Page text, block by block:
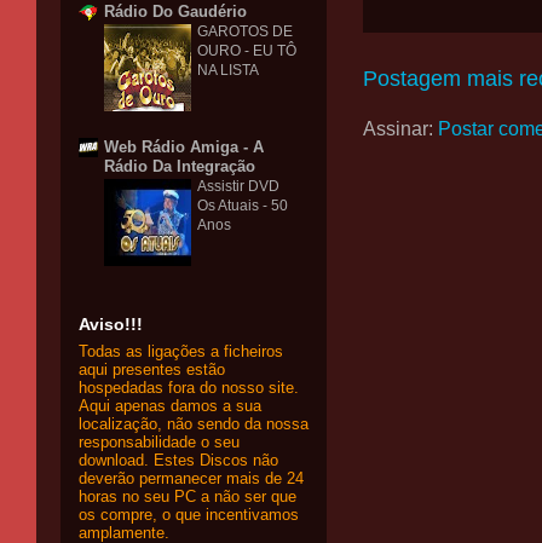
Postagem mais
Assinar: Postar
Rádio Do Gaudério
GAROTOS DE
OURO - EU TÔ
NA LISTA
Web Rádio Amiga - A
Rádio Da Integração
Assistir DVD
Os Atuais - 50
Anos
Aviso!!!
Todas as ligações a ficheiros
aqui presentes estão
hospedadas fora do nosso site.
Aqui apenas damos a sua
localização, não sendo da nossa
responsabilidade o seu
download. Estes Discos não
deverão permanecer mais de 24
horas no seu PC a não ser que
os compre, o que incentivamos
amplamente.